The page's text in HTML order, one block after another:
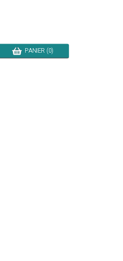
PANIER (0)